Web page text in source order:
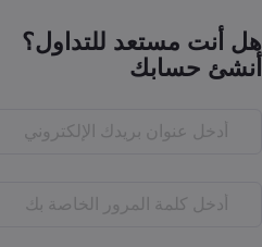
هل أنت مستعد للتداول؟
أنشئ حسابك